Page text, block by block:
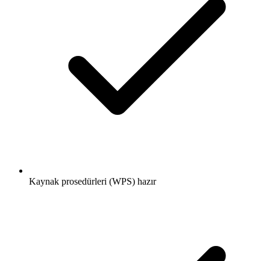
Kaynak prosedürleri (WPS) hazır